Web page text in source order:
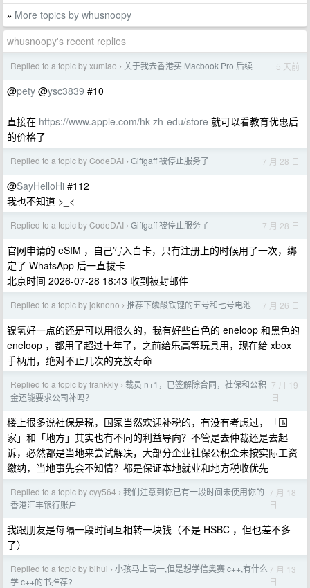
» More topics by whusnoopy
whusnoopy's recent replies
Replied to a topic by xumiao › 关于我去香港买 Macbook Pro 后续 5 天前
@pety @ysc3839 #10
直接在 https://www.apple.com/hk-zh-edu/store 就可以看教育优惠后
的价格了
Replied to a topic by CodeDAI › Giffgaff 被停止服务了 7 月 28 日
@SayHelloHi #112
我也不知道 >_<
Replied to a topic by CodeDAI › Giffgaff 被停止服务了 7 月 28 日
官网申请的 eSIM ，自己写入白卡，只有注册上的时候用了一次，绑
定了 WhatsApp 后一直拔卡
北京时间 2026-07-28 18:43 收到被封邮件
Replied to a topic by jqknono › 推荐下磷酸铁锂的五号和七号电池 7 月 26 日
镍氢好一点的还是可以用很久的，我有好些白色的 eneloop 和黑色的
eneloop ，都用了超过十年了，之前给乐高等玩具用，现在给 xbox
手柄用，绝对不止几次的充放寿命
Replied to a topic by frankkly › 裁员 n+1，已签解除合同，社保和公积
金还能要求公司补吗？
7 月 19
日
楼上很多说社保是税，国家当然欢迎补税的，有没有考虑过，「国
家」和「地方」其实也有不同的利益导向？不管是去仲裁还是去起
诉，必然都是当地来尝试解决，大部分企业社保公积金未按实际工资
缴纳，当地事先会不知情？都是保证本地就业和地方税收优先
Replied to a topic by cyy564 › 我们注意到你已有一段时间未使用你的
香港汇丰银行账户
7 月 18
日
我跟朋友是每隔一段时间互相转一块钱（不是 HSBC ，但也差不多
了）
Replied to a topic by bihui › 小孩马上高一,但是想学信奥赛 c++,有什么
学 c++的书推荐?
7 月 13
日